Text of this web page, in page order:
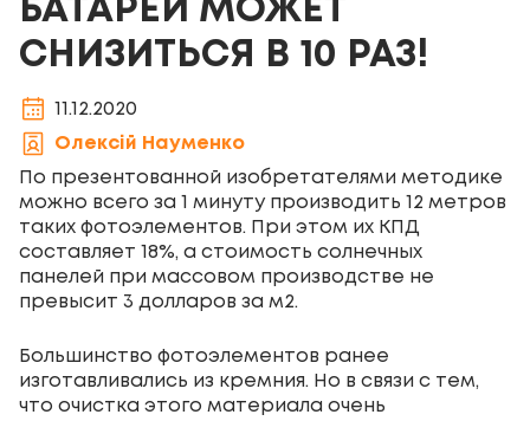
БАТАРЕЙ МОЖЕТ
СНИЗИТЬСЯ В 10 РАЗ!
11.12.2020
Олексій Науменко
По презентованной изобретателями методике
можно всего за 1 минуту производить 12 метров
таких фотоэлементов. При этом их КПД
составляет 18%, а стоимость солнечных
панелей при массовом производстве не
превысит 3 долларов за м2.
Большинство фотоэлементов ранее
изготавливались из кремния. Но в связи с тем,
что очистка этого материала очень